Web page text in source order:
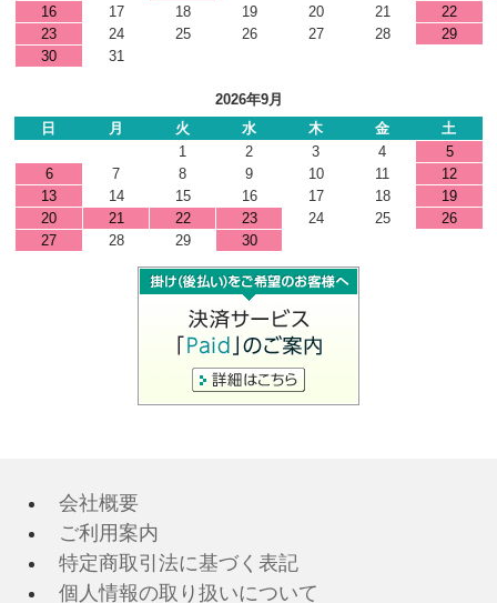
16
17 18 19 20 21
22
23
24 25 26 27 28
29
30
31
2026年9月
日
月 火 水 木 金
土
1
2 3 4
5
6
7 8 9 10 11
12
13
14 15 16 17 18
19
20
21 22 23 24 25
26
27
28 29 30
会社概要
ご利用案内
特定商取引法に基づく表記
個人情報の取り扱いについて